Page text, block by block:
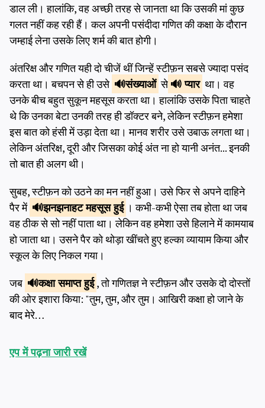
डाल ली। हालांकि, वह अच्छी तरह से जानता था कि उसकी मां कुछ
गलत नहीं कह रही हैं। कल अपनी पसंदीदा गणित की कक्षा के दौरान
जम्हाई लेना उसके लिए शर्म की बात होगी।
अंतरिक्ष और गणित यही दो चीजें थीं जिन्हें स्टीफ़न सबसे ज्यादा पसंद
करता था। बचपन से ही उसे
संख्याओं से प्यार था। वह
उनके बीच बहुत सुकून महसूस करता था। हालांकि उसके पिता चाहते
थे कि उनका बेटा उनकी तरह ही डॉक्टर बने, लेकिन स्टीफ़न हमेशा
इस बात को हंसी में उड़ा देता था। मानव शरीर उसे उबाऊ लगता था।
लेकिन अंतरिक्ष, दूरी और जिसका कोई अंत ना हो यानी अनंत... इनकी
तो बात ही अलग थी।
सुबह, स्टीफ़न को उठने का मन नहीं हुआ। उसे फिर से अपने दाहिने
पैर में
झनझनाहटमहसूस हुई । कभी-कभी ऐसा तब होता था जब
वह ठीक से सो नहीं पाता था। लेकिन वह हमेशा उसे हिलाने में कामयाब
हो जाता था। उसने पैर को थोड़ा खींचते हुए हल्का व्यायाम किया और
स्कूल के लिए निकल गया।
जब
कक्षासमाप्त हुई , तो गणितज्ञ ने स्टीफ़न और उसके दो दोस्तों
की ओर इशारा किया: "तुम, तुम, और तुम। आखिरी कक्षा हो जाने के
बाद मेरे…
एप में पढ़ना जारी रखें